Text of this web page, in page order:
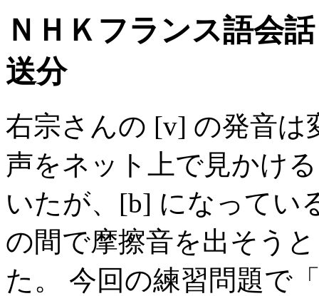
ＮＨＫフランス語会
送分
右宗さんの [v] の発音
声をネット上で見かけ
いたが、[b] になってい
の間で摩擦音を出そう
た。 今回の練習問題で「